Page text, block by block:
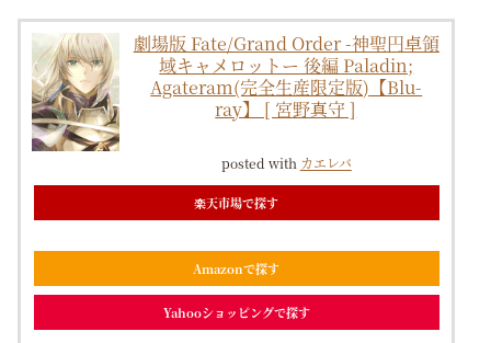
劇場版 Fate/Grand Order -神聖円卓領
域キャメロットー 後編 Paladin;
Agateram(完全生産限定版)【Blu-
ray】 [ 宮野真守 ]
posted with カエレバ
楽天市場で探す
Amazonで探す
Yahooショッピングで探す